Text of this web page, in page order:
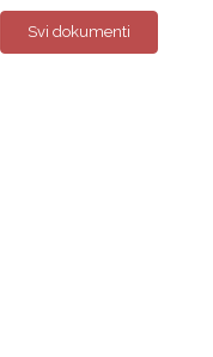
Svi dokumenti